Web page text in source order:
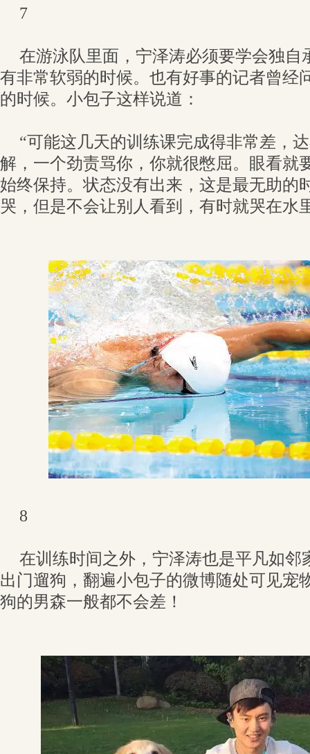
7
在游泳队里面，宁泽涛必须要学会独自
有非常软弱的时候。也有好事的记者曾经
的时候。小包子这样说道：
“可能这几天的训练课完成得非常差，
解，一个劲责骂你，你就很憋屈。眼看就
始终保持。状态没有出来，这是最无助的
哭，但是不会让别人看到，有时就哭在水
8
在训练时间之外，宁泽涛也是平凡如邻
出门遛狗，翻遍小包子的微博随处可见宠
狗的男森一般都不会差！